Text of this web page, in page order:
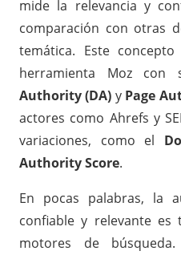
mide la relevancia y
comparación con otras
temática. Este
herramienta Moz con
Authority (DA) y Page
actores como Ahrefs y
variaciones, como el
Authority Score.
En pocas palabras, la
confiable y relevante
motores de